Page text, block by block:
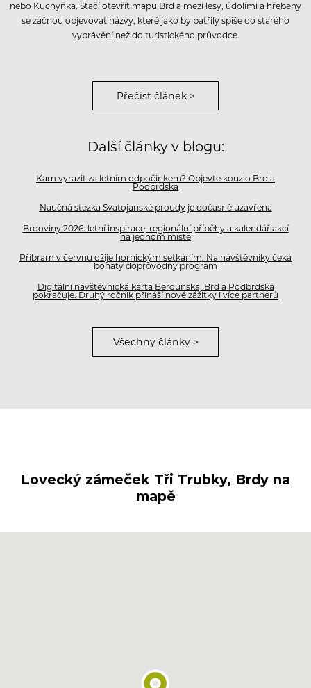
nebo Kuchyňka. Stačí otevřít mapu Brd a mezi lesy, údolími a hřebeny
se začnou objevovat názvy, které jako by patřily spíše do starého
vyprávění než do turistického průvodce.
Přečíst článek >
Další články v blogu:
Kam vyrazit za letním odpočinkem? Objevte kouzlo Brd a
Podbrdska
Naučná stezka Svatojanské proudy je dočasně uzavřena
Brdoviny 2026: letní inspirace, regionální příběhy a kalendář akcí
na jednom místě
Příbram v červnu ožije hornickým setkáním. Na návštěvníky čeká
bohatý doprovodný program
Digitální návštěvnická karta Berounska, Brd a Podbrdska
pokračuje. Druhý ročník přináší nové zážitky i více partnerů
Všechny články >
Lovecký zámeček Tři Trubky, Brdy na
mapě